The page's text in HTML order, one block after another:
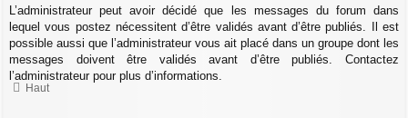
L’administrateur peut avoir décidé que les messages du forum dans
lequel vous postez nécessitent d’être validés avant d’être publiés. Il est
possible aussi que l’administrateur vous ait placé dans un groupe dont les
messages doivent être validés avant d’être publiés. Contactez
l’administrateur pour plus d’informations.
Haut